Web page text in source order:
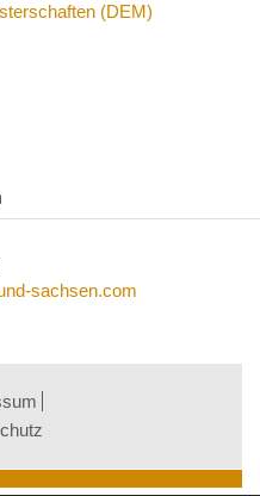
(DEM)
sachsen.com